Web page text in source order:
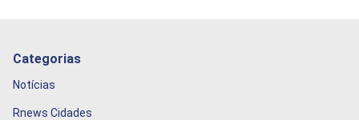
Categorias
Notícias
Rnews Cidades